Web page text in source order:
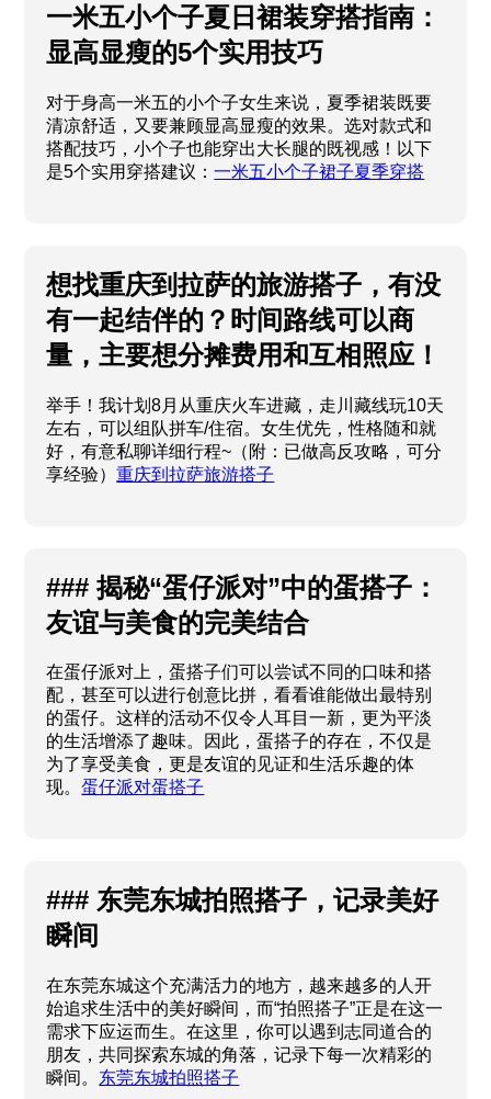
一米五小个子夏日裙装穿搭指南：
显高显瘦的5个实用技巧
对于身高一米五的小个子女生来说，夏季裙装既要
清凉舒适，又要兼顾显高显瘦的效果。选对款式和
搭配技巧，小个子也能穿出大长腿的既视感！以下
是5个实用穿搭建议：一米五小个子裙子夏季穿搭
想找重庆到拉萨的旅游搭子，有没
有一起结伴的？时间路线可以商
量，主要想分摊费用和互相照应！
举手！我计划8月从重庆火车进藏，走川藏线玩10天
左右，可以组队拼车/住宿。女生优先，性格随和就
好，有意私聊详细行程~（附：已做高反攻略，可分
享经验）重庆到拉萨旅游搭子
### 揭秘“蛋仔派对”中的蛋搭子：
友谊与美食的完美结合
在蛋仔派对上，蛋搭子们可以尝试不同的口味和搭
配，甚至可以进行创意比拼，看看谁能做出最特别
的蛋仔。这样的活动不仅令人耳目一新，更为平淡
的生活增添了趣味。因此，蛋搭子的存在，不仅是
为了享受美食，更是友谊的见证和生活乐趣的体
现。蛋仔派对蛋搭子
### 东莞东城拍照搭子，记录美好
瞬间
在东莞东城这个充满活力的地方，越来越多的人开
始追求生活中的美好瞬间，而“拍照搭子”正是在这一
需求下应运而生。在这里，你可以遇到志同道合的
朋友，共同探索东城的角落，记录下每一次精彩的
瞬间。 东莞东城拍照搭子